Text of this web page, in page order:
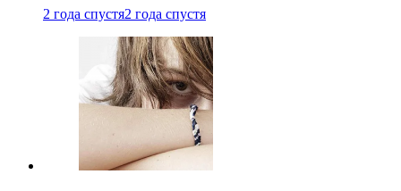
2 года спустя2 года спустя